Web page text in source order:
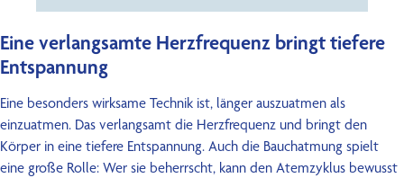
Eine verlangsamte Herzfrequenz bringt tiefere
Entspannung
Eine besonders wirksame Technik ist, länger auszuatmen als
einzuatmen. Das verlangsamt die Herzfrequenz und bringt den
Körper in eine tiefere Entspannung. Auch die Bauchatmung spielt
eine große Rolle: Wer sie beherrscht, kann den Atemzyklus bewusst